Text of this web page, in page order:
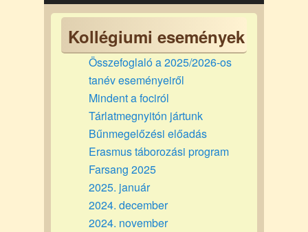
Kollégiumi események
Összefoglaló a 2025/2026-os
tanév eseményeiről
Mindent a fociról
Tárlatmegnyitón jártunk
Bűnmegelőzési előadás
Erasmus táborozási program
Farsang 2025
2025. január
2024. december
2024. november